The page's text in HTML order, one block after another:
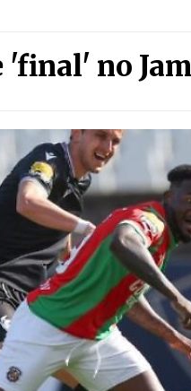
no